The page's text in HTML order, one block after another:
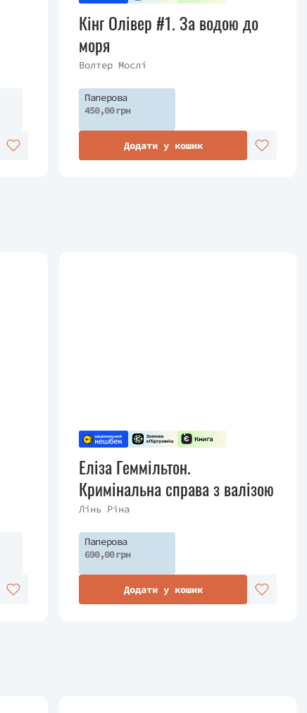
Кінг Олівер #1. За водою до
моря
Волтер Мослі
Паперова
450,00 грн
Додати у кошик
Еліза Геммільтон.
Кримінальна справа з валізою
Лінь Ріна
Паперова
690,00 грн
Додати у кошик